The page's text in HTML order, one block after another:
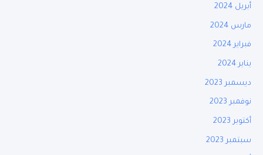
أبريل 2024
مارس 2024
فبراير 2024
يناير 2024
ديسمبر 2023
نوفمبر 2023
أكتوبر 2023
سبتمبر 2023